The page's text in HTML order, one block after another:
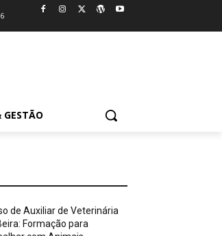
GESTÃO
de Auxiliar de Veterinária
Formação para